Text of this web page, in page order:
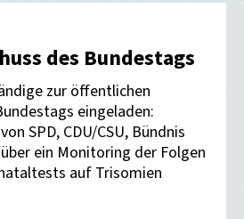
des Bundestags
zur öffentlichen
eingeladen:
SPD, CDU/CSU, Bündnis
ein Monitoring der Folgen
auf Trisomien